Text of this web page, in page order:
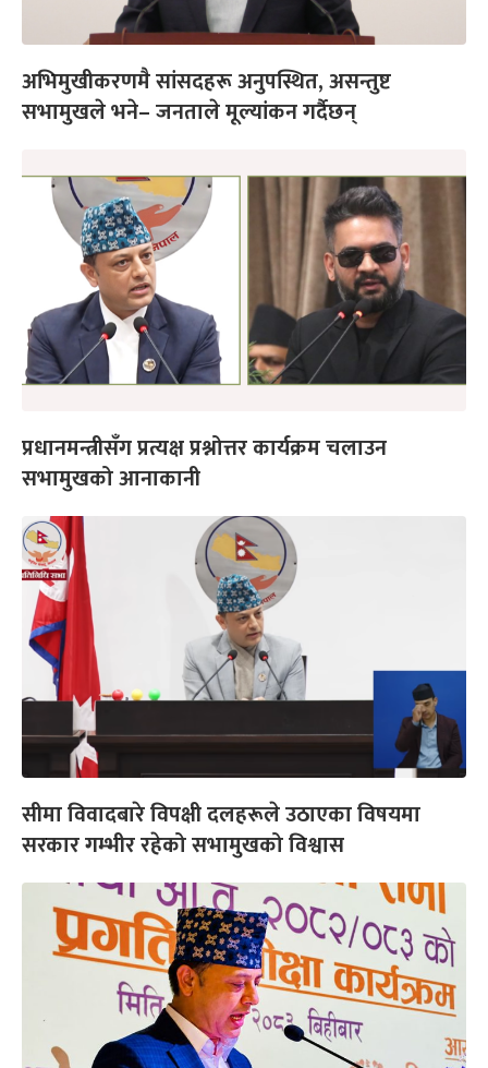
अभिमुखीकरणमै सांसदहरू अनुपस्थित, असन्तुष्ट
सभामुखले भने– जनताले मूल्यांकन गर्दैछन्
प्रधानमन्त्रीसँग प्रत्यक्ष प्रश्नोत्तर कार्यक्रम चलाउन
सभामुखको आनाकानी
सीमा विवादबारे विपक्षी दलहरूले उठाएका विषयमा
सरकार गम्भीर रहेको सभामुखको विश्वास